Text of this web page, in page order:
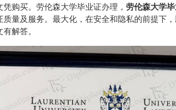
购买。劳伦森大学毕业证办理， 劳伦森大学
质量及服务。最大化，在安全和隐私的前提下
解答。